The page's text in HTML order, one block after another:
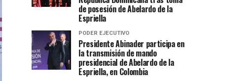
de posesión de Abelardo de la
Espriella
PODER EJECUTIVO
Presidente Abinader participa en
la transmisión de mando
presidencial de Abelardo de la
Espriella, en Colombia